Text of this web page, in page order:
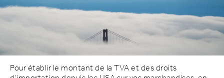
Pour établir le montant de la TVA et des droits